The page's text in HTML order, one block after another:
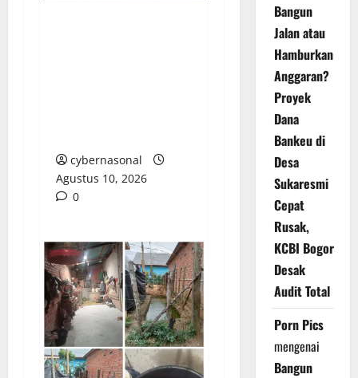
cybernasonal
Agustus 10, 2026
0
Bangun
Jalan atau
Hamburkan
Anggaran?
Proyek
Dana
Bankeu di
Desa
Sukaresmi
Cepat
Rusak,
KCBI Bogor
Desak
Audit Total
Porn Pics
mengenai
Bangun